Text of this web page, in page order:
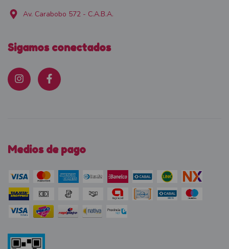
Av. Carabobo 572 - C.A.B.A.
Sigamos conectados
Medios de pago